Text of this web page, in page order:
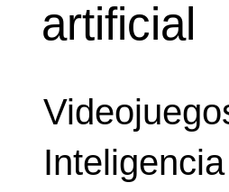
artificial